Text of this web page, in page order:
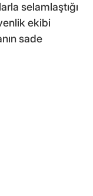
selamlaştığı
ekibi
sade